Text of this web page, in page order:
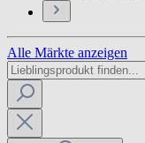
Alle Märkte anzeigen